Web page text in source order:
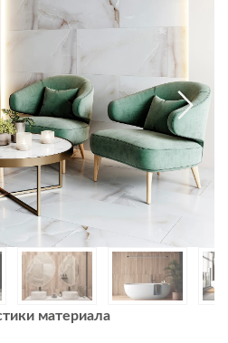
материала